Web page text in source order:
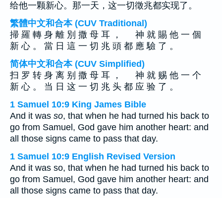
给他一颗新心。那一天，这一切徵兆都实现了。
繁體中文和合本 (CUV Traditional)
掃 羅 轉 身 離 別 撒 母 耳 ， 神 就 賜 他 一 個
新 心 。 當 日 這 一 切 兆 頭 都 應 驗 了 。
简体中文和合本 (CUV Simplified)
扫 罗 转 身 离 别 撒 母 耳 ， 神 就 赐 他 一 个
新 心 。 当 日 这 一 切 兆 头 都 应 验 了 。
1 Samuel 10:9 King James Bible
And it was so, that when he had turned his back to
go from Samuel, God gave him another heart: and
all those signs came to pass that day.
1 Samuel 10:9 English Revised Version
And it was so, that when he had turned his back to
go from Samuel, God gave him another heart: and
all those signs came to pass that day.